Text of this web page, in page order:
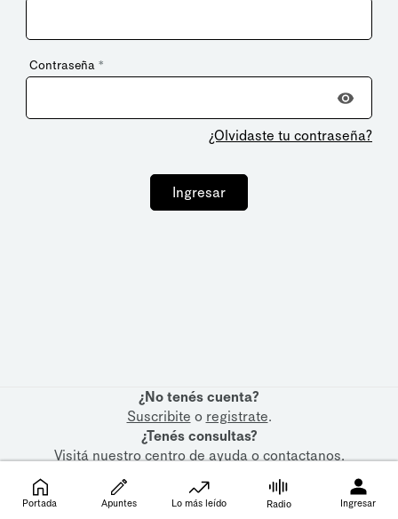
Contraseña *
¿Olvidaste tu contraseña?
Ingresar
¿No tenés cuenta?
Suscribite o registrate.
¿Tenés consultas?
Visitá nuestrocentro de ayudaocontactanos.
Portada Apuntes Lo más leído Radio Ingresar